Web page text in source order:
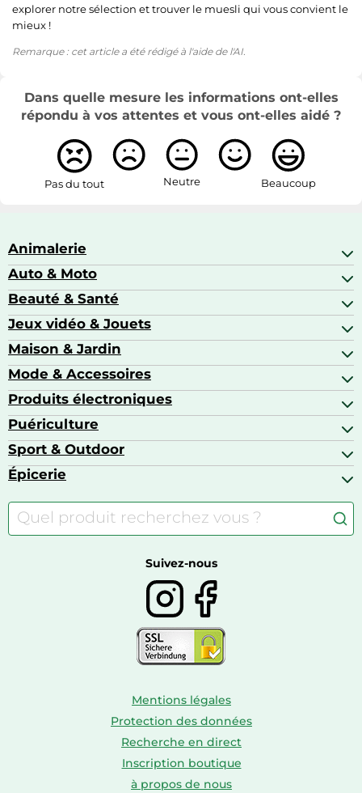
explorer notre sélection et trouver le muesli qui vous convient le
mieux !
Remarque : cet article a été rédigé à l'aide de l'AI.
Dans quelle mesure les informations ont-elles
répondu à vos attentes et vous ont-elles aidé ?
Pas du tout Neutre Beaucoup
Animalerie
Abris pour animaux sauvages
Aquariophilie
Colliers GPS
Auto & Moto
Accessoires auto
Attelage & portage
Autoradios
Beauté & Santé
Alimentation bébé
Amour & contraception
Appareils de coiffure
Jeux vidéo & Jouets
Accessoires de gaming
Consoles de jeux
Drones
Maison & Jardin
Ameublement
Articles de cuisine & d'entretien ménager
Aspirateurs souffleurs
Mode & Accessoires
Accessoires de mode
Arts textiles
Bagages
Produits électroniques
Accessoires smartphones
Appareils photo hybrides
Appareils photo numériques
Puériculture
Chaises hautes
Jouets
Meubles à langer
Sport & Outdoor
Appareils de fitness
Camping
Caravaning
Épicerie
Autour du café
Autour du thé
Suivez-nous
Mentions légales
Protection des données
Recherche en direct
Inscription boutique
à propos de nous